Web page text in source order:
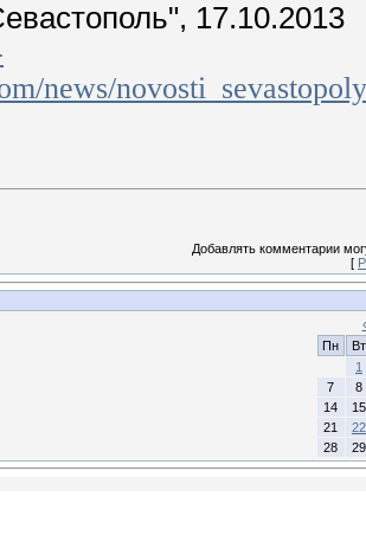
17.10.2013
news/
Добавлять комментарии
[
Пн
Вт
1
7
8
14
15
21
22
28
29